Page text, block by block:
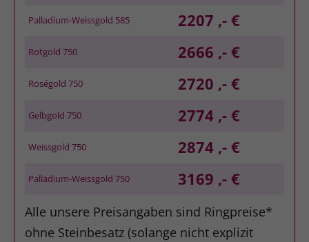
Palladium-Weissgold 585 2207 ,- €
Rotgold 750 2666 ,- €
Roségold 750 2720 ,- €
Gelbgold 750 2774 ,- €
Weissgold 750 2874 ,- €
Palladium-Weissgold 750 3169 ,- €
Alle unsere Preisangaben sind Ringpreise*
ohne Steinbesatz (solange nicht explizit